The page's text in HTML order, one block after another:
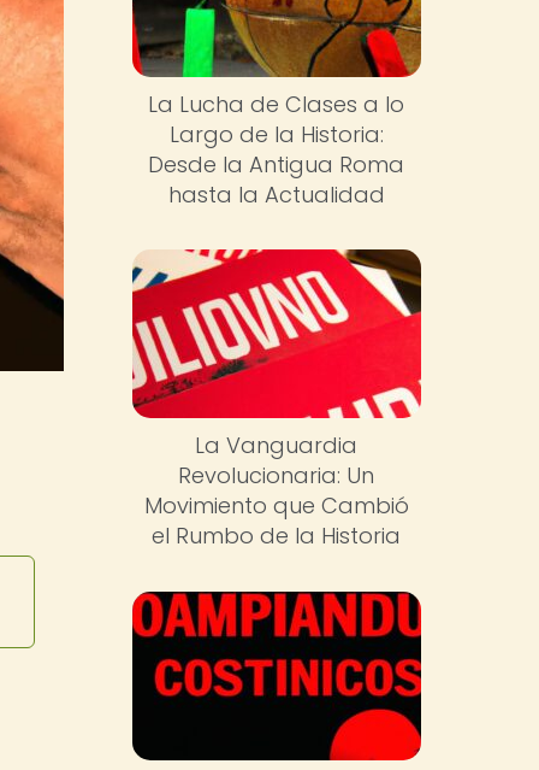
La Lucha de Clases a lo
Largo de la Historia:
Desde la Antigua Roma
hasta la Actualidad
La Vanguardia
Revolucionaria: Un
Movimiento que Cambió
el Rumbo de la Historia